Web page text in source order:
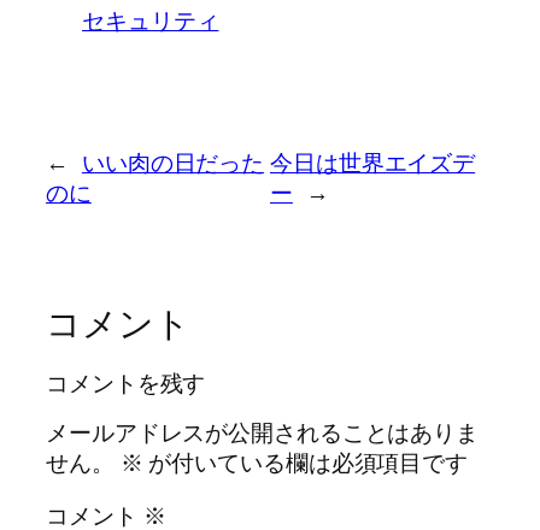
セキュリティ
←
いい肉の日だった
のに
今日は世界エイズデ
ー
→
コメント
コメントを残す
メールアドレスが公開されることはありま
せん。
※ が付いている欄は必須項目です
コメント ※